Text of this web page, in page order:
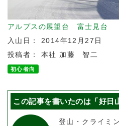
アルプスの展望台 富士見台
入山日： 2014年12月27日
投稿者： 本社 加藤 智二
初心者向
この記事を書いたのは「好日
登山・クライミ